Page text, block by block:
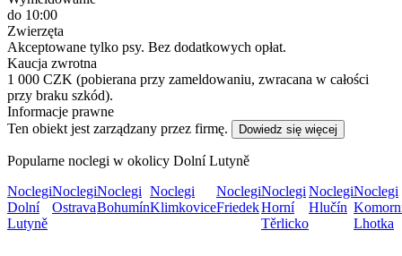
do 10:00
Zwierzęta
Akceptowane tylko psy. Bez dodatkowych opłat.
Kaucja zwrotna
1 000 CZK (pobierana przy zameldowaniu, zwracana w całości
przy braku szkód).
Informacje prawne
Ten obiekt jest zarządzany przez firmę.
Dowiedz się więcej
Popularne noclegi w okolicy Dolní Lutyně
Noclegi
Dolní
Lutyně
Noclegi
Ostrava
Noclegi
Bohumín
Noclegi
Klimkovice
Noclegi
Friedek
Noclegi
Horní
Těrlicko
Noclegi
Hlučín
Noclegi
Lhotka